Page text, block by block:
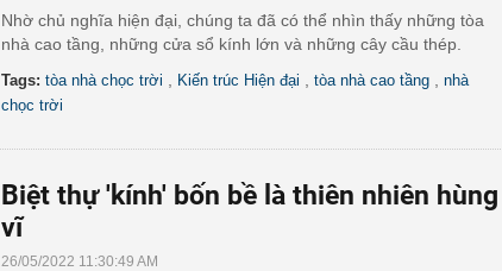
Nhờ chủ nghĩa hiện đại, chúng ta đã có thể nhìn thấy những tòa
nhà cao tầng, những cửa sổ kính lớn và những cây cầu thép.
Tags: tòa nhà chọc trời Kiến trúc Hiện đại tòa nhà cao tầng
nhà
chọc trời
Biệt thự 'kính' bốn bề là thiên nhiên hùng
vĩ
26/05/2022 11:30:49 AM